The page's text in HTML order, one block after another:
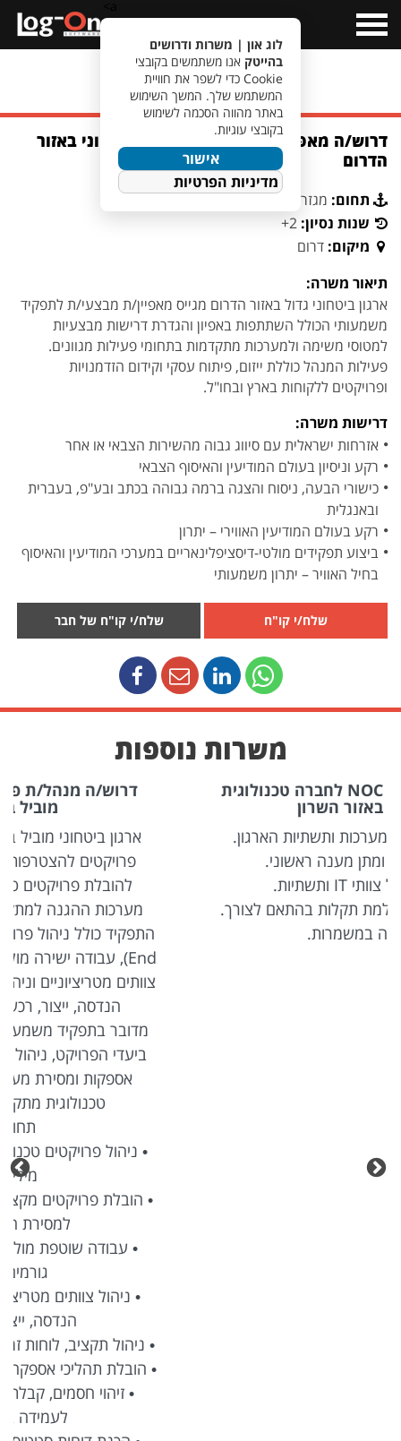
Menu
מעבר לחיפוש משרות
דרוש/ה מאפיין/ת מבצעי/ת לארגון ביטחוני באזור
הדרום
תחום: מגזר ביטחוני
שנות נסיון: 2+
מיקום: דרום
תיאור משרה:
ארגון ביטחוני גדול באזור הדרום מגייס מאפיין/ת מבצעי/ת לתפקיד
משמעותי הכולל השתתפות באפיון והגדרת דרישות מבצעיות
למטוסי משימה ולמערכות מתקדמות בתחומי פעילות מגוונים.
פעילות המנהל כוללת ייזום, פיתוח עסקי וקידום הזדמנויות
ופרויקטים ללקוחות בארץ ובחו"ל.
דרישות משרה:
אזרחות ישראלית עם סיווג גבוה מהשירות הצבאי או אחר
רקע וניסיון בעולם המודיעין והאיסוף הצבאי
כישורי הבעה, ניסוח והצגה ברמה גבוהה בכתב ובע"פ, בעברית
ובאנגלית
רקע בעולם המודיעין האווירי – יתרון
ביצוע תפקידים מולטי-דיסציפלינאריים במערכי המודיעין והאיסוף
בחיל האוויר – יתרון משמעותי
שלח/י קו"ח שלח/י קו"ח של חבר
משרות נוספות
דרוש/ה מנהל/ת פרויקטים לארגון ביטחוני
ארגון ביטחוני מוביל באזור המרכז מגייס מנהל/ת
פרויקטים להצטרפות למפעל הנדסה ומערכות,
להובלת פרויקטים טכנולוגיים מורכבים בתחום
מערכות ההגנה למתקנים קריטיים בארץ ובעולם.
התפקיד כולל ניהול פרויקטים מקצה לקצה (End-to-
End), עבודה ישירה מול לקוחות בארץ ובחו"ל, הובלת
צוותים מטריציוניים וניהול ממשקים מגוונים מול גורמי
הנדסה, ייצור, רכש, ספקים וקבלני משנה.
מדובר בתפקיד משמעותי הכולל אחריות על עמידה
ביעדי הפרויקט, ניהול תקציב ולוחות זמנים, הובלת
אספקות ומסירת מערכות, תוך עבודה בסביבה
טכנולוגית מתקדמת ובעלת השפעה.
• ניהול פרויקטים טכנולוגיים מורכבים בהיקפים של
• הובלת פרויקטים מקצה לקצה – משלב התכנון ועד
• עבודה שוטפת מול לקוחות בארץ ובחו"ל, כולל
• ניהול צוותים מטריציוניים והובלת ממשקים מול
• ניהול תקציב, לוחות זמנים, תכולות וסיכוני הפרויקט.
• הובלת תהליכי אספקה, אינטגרציה ומסירת מערכות.
• זיהוי חסמים, קבלת החלטות והנעת תהליכים
לוג און | משרות ודרושים
בהייטק אנו משתמשים בקובצי
Cookie כדי לשפר את חוויית
המשתמש שלך. המשך השימוש
באתר מהווה הסכמה לשימוש
בקובצי עוגיות.
אישור
מדיניות הפרטיות